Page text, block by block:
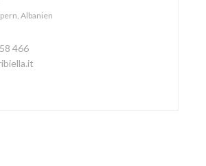
Albanien
466